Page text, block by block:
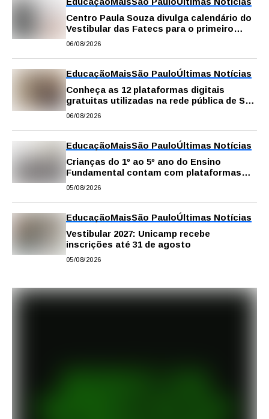
Centro Paula Souza divulga calendário do
Vestibular das Fatecs para o primeiro
semestre de 2027
06/08/2026
EducaçãoMaisSão PauloÚltimas Notícias
Conheça as 12 plataformas digitais
gratuitas utilizadas na rede pública de SP
para reforçar a aprendizagem
06/08/2026
EducaçãoMaisSão PauloÚltimas Notícias
Crianças do 1º ao 5º ano do Ensino
Fundamental contam com plataformas
digitais para apoiar estudos na escola e
05/08/2026
EducaçãoMaisSão PauloÚltimas Notícias
Vestibular 2027: Unicamp recebe
inscrições até 31 de agosto
05/08/2026